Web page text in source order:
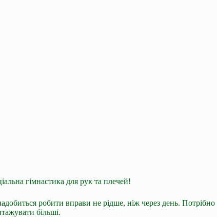
гімнастика для рук та плечей!
робити вправи не рідше, ніж через день. Потрібно
більші.